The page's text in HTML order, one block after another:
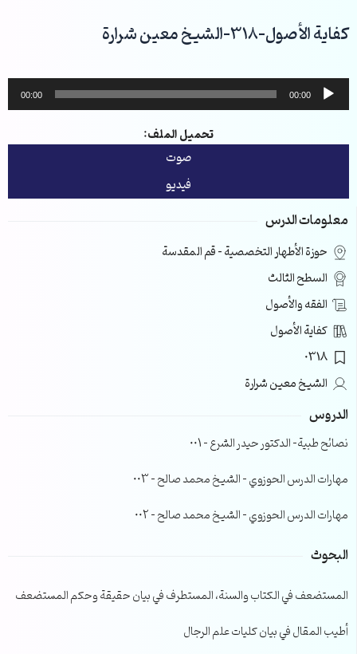
إلى
المحتوى
كفاية الأصول-318-الشيخ معين شرارة
مشغل
الصوت
00:00
00:00
تحميل الملف:
صوت
فيديو
معلومات الدرس
حوزة الأطهار التخصصية – قم المقدسة
السطح الثالث
الفقه والأصول
كفاية الأصول
0318
الشيخ معين شرارة
الدروس
نصائح طبية- الدكتور حيدر الشرع – 001
مهارات الدرس الحوزوي – الشيخ محمد صالح – 003
مهارات الدرس الحوزوي – الشيخ محمد صالح – 002
البحوث
المستضعف في الكتاب والسنة، المستطرف في بيان حقيقة وحكم المستضعف
أطيب المقال في بيان كليات علم الرجال